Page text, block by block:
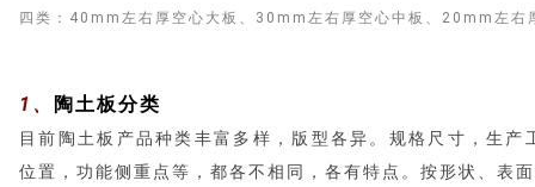
四类：40mm左右厚空心大板、30mm左右厚空心中板、20mm左
1、 陶土板分类
目前陶土板产品种类丰富多样，版型各异。规格尺寸，生
位置，功能侧重点等，都各不相同，各有特点。按形状、表